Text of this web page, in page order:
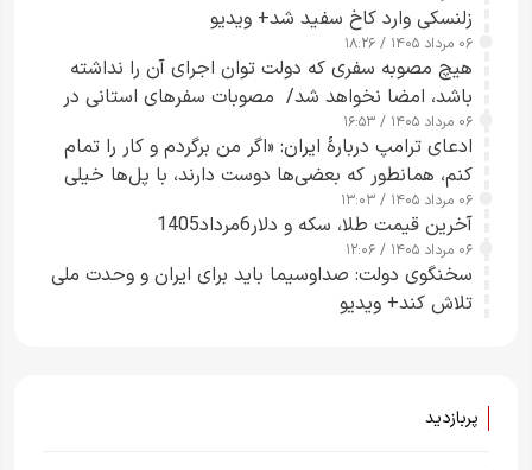
زلنسکی وارد کاخ سفید شد+ ویدیو
۰۶ مرداد ۱۴۰۵ / ۱۸:۲۶
هیچ مصوبه سفری که دولت توان اجرای آن را نداشته
باشد، امضا نخواهد شد/ مصوبات سفرهای استانی در
چارچوب قانون بودجه است+ عکس
۰۶ مرداد ۱۴۰۵ / ۱۶:۵۳
ادعای ترامپ دربارهٔ ایران: «اگر من برگردم و کار را تمام
کنم، همانطور که بعضی‌ها دوست دارند، با پل‌ها خیلی
راحت می‌توانم بیشتر پل‌هایشان را در کمتر از یک
ساعت از بین ببرم+ ویدیو
۰۶ مرداد ۱۴۰۵ / ۱۳:۰۳
آخرین قیمت طلا، سکه و دلار6مرداد1405
۰۶ مرداد ۱۴۰۵ / ۱۲:۰۶
سخنگوی دولت: صداوسیما باید برای ایران و وحدت ملی
تلاش کند+ ویدیو
پربازدید